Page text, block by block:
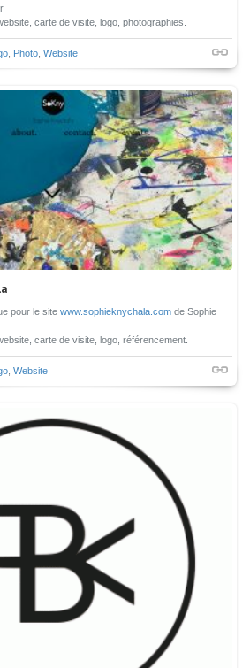
carte de visite, logo, photographies.
, Photo, Website
pour le site www.sophieknychala.comde Sophie
carte de visite, logo, référencement.
, Website